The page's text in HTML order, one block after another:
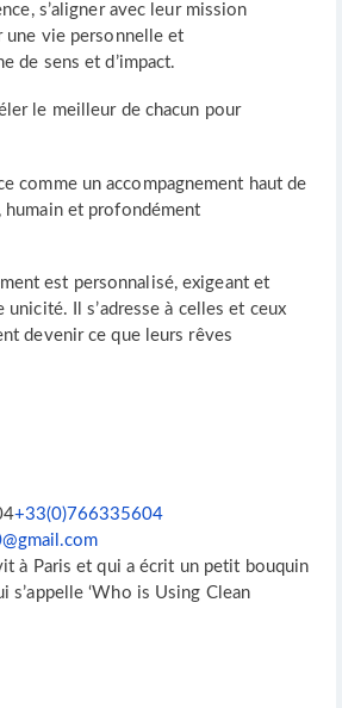
s’aligner avec leur mission
une vie personnelle et
de sens et d’impact.
le meilleur de chacun pour
comme un accompagnement haut de
humain et profondément
est personnalisé, exigeant et
unicité. Il s’adresse à celles et ceux
devenir ce que leurs rêves
+33(0)766335604
à Paris et qui a écrit un petit bouquin
s’appelle ‘Who is Using Clean